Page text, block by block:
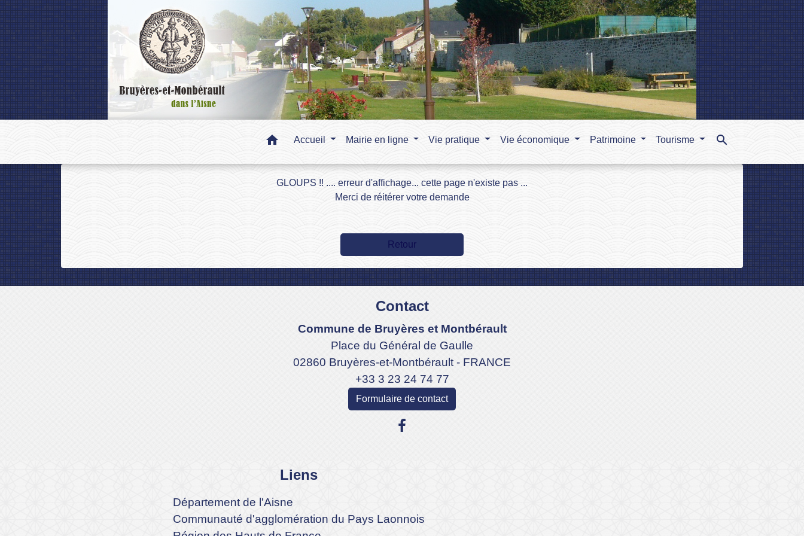
home Accueil Mairie en ligne Vie pratique Vie économique Patrimoine Tourisme search
GLOUPS !! .... erreur d'affichage... cette page n'existe pas ...
Merci de réitérer votre demande
Retour
Contact
Commune de Bruyères et Montbérault
Place du Général de Gaulle
02860 Bruyères-et-Montbérault - FRANCE
+33 3 23 24 74 77
Formulaire de contact
Liens
Département de l'Aisne
Communauté d'agglomération du Pays Laonnois